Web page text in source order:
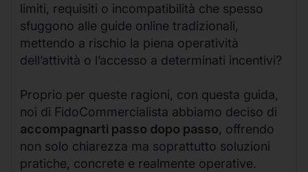
limiti, requisiti o incompatibilità che spesso
sfuggono alle guide online tradizionali,
mettendo a rischio la piena operatività
dell’attività o l’accesso a determinati incentivi?
Proprio per queste ragioni, con questa guida,
noi di FidoCommercialista abbiamo deciso di
accompagnarti passo dopo passo, offrendo
non solo chiarezza ma soprattutto soluzioni
pratiche, concrete e realmente operative.